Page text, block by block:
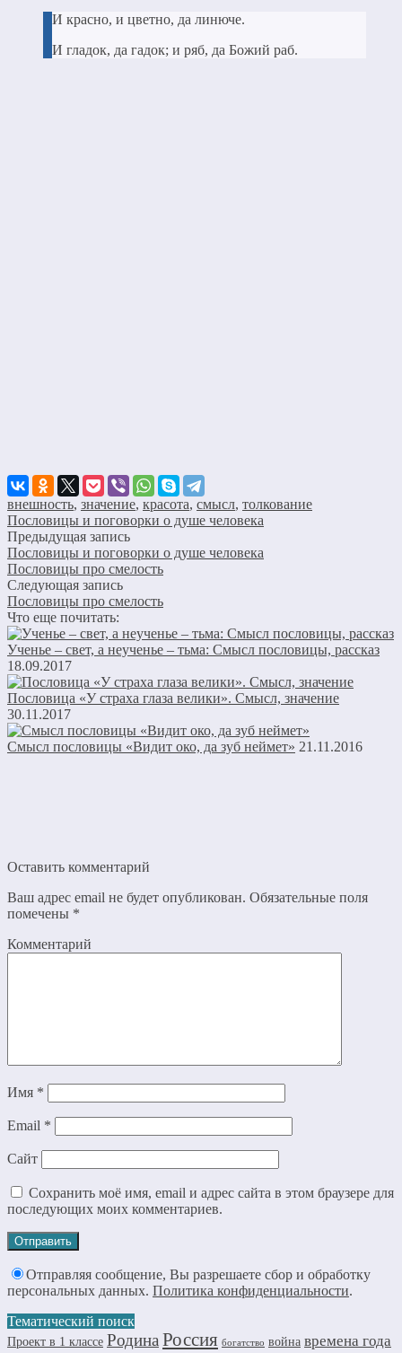
И красно, и цветно, да линюче.
И гладок, да гадок; и ряб, да Божий раб.
внешность, значение, красота, смысл, толкование
Пословицы и поговорки о душе человека
Предыдущая запись
Пословицы и поговорки о душе человека
Пословицы про смелость
Следующая запись
Пословицы про смелость
Что еще почитать:
Ученье – свет, а неученье – тьма: Смысл пословицы, рассказ
18.09.2017
Пословица «У страха глаза велики». Смысл, значение
30.11.2017
Смысл пословицы «Видит око, да зуб неймет» 21.11.2016
Оставить комментарий
Ваш адрес email не будет опубликован. Обязательные поля
помечены *
Комментарий
Имя *
Email *
Сайт
Сохранить моё имя, email и адрес сайта в этом браузере для
последующих моих комментариев.
Отправляя сообщение, Вы разрешаете сбор и обработку
персональных данных. Политика конфиденциальности.
Тематический поиск
Проект в 1 классе Родина Россия богатство война времена года